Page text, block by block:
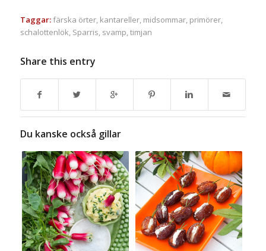
Taggar:färska örter, kantareller, midsommar, primörer,
schalottenlök, Sparris, svamp,timjan
Share this entry
Du kanske också gillar